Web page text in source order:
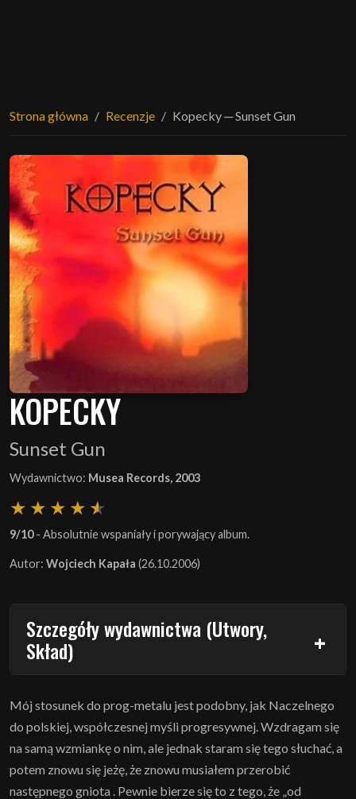
Strona główna Recenzje Kopecky ─ Sunset Gun
KOPECKY
Sunset Gun
Wydawnictwo: Musea Records, 2003
9/10- Absolutnie wspaniały i porywający album.
Autor: Wojciech Kapała (26.10.2006)
Szczegóły wydawnictwa (Utwory,
Skład)
Mój stosunek do prog-metalu jest podobny, jak Naczelnego
do polskiej, współczesnej myśli progresywnej. Wzdragam się
na samą wzmiankę o nim, ale jednak staram się tego słuchać, a
potem znowu się jeżę, że znowu musiałem przerobić
następnego gniota . Pewnie bierze się to z tego, że „od